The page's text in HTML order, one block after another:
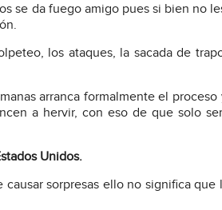
se da fuego amigo pues si bien no
los ataques, la sacada de
arranca formalmente el
a hervir, con eso de que solo
Unidos.
sorpresas ello no significa